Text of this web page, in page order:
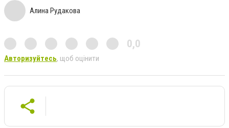
Алина Рудакова
0,0
Авторизуйтесь, щоб оцінити